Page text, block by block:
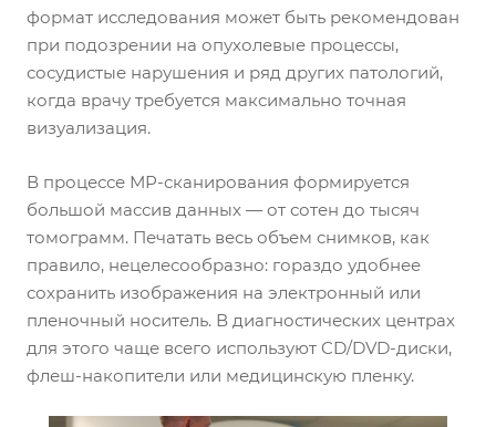
формат исследования может быть рекомендован
при подозрении на опухолевые процессы,
сосудистые нарушения и ряд других патологий,
когда врачу требуется максимально точная
визуализация.
В процессе МР-сканирования формируется
большой массив данных — от сотен до тысяч
томограмм. Печатать весь объем снимков, как
правило, нецелесообразно: гораздо удобнее
сохранить изображения на электронный или
пленочный носитель. В диагностических центрах
для этого чаще всего используют CD/DVD-диски,
флеш-накопители или медицинскую пленку.